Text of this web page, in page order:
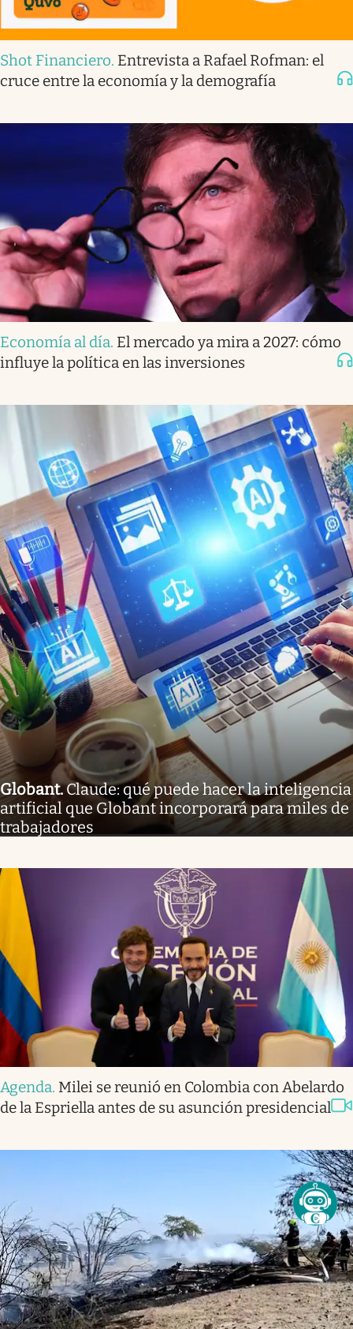
Shot Financiero. Entrevista a Rafael Rofman: el
cruce entre la economía y la demografía
Economía al día. El mercado ya mira a 2027: cómo
influye la política en las inversiones
Globant.Claude: qué puede hacer la inteligencia
artificial que Globant incorporará para miles de
trabajadores
Agenda. Milei se reunió en Colombia con Abelardo
de la Espriella antes de su asunción presidencial